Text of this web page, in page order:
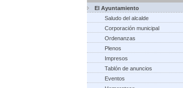
El Ayuntamiento
Saludo del alcalde
Corporación municipal
Ordenanzas
Plenos
Impresos
Tablón de anuncios
Eventos